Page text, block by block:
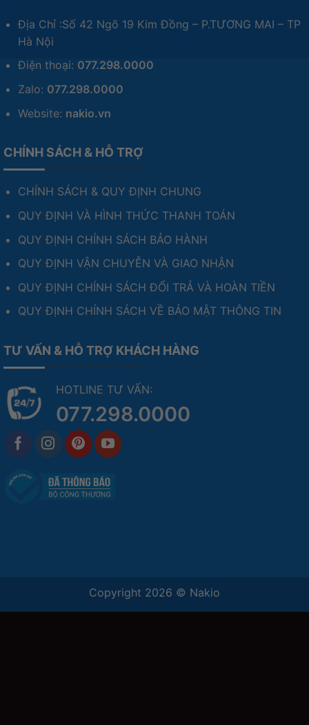
Địa Chỉ :Số 42 Ngõ 19 Kim Đồng – P.TƯƠNG MAI – TP
Hà Nội
Điện thoại: 077.298.0000
Zalo: 077.298.0000
Website: nakio.vn
CHÍNH SÁCH & HỖ TRỢ
CHÍNH SÁCH & QUY ĐỊNH CHUNG
QUY ĐỊNH VÀ HÌNH THỨC THANH TOÁN
QUY ĐỊNH CHÍNH SÁCH BẢO HÀNH
QUY ĐỊNH VẬN CHUYỄN VÀ GIAO NHẬN
QUY ĐỊNH CHÍNH SÁCH ĐỔI TRẢ VÀ HOÀN TIỀN
QUY ĐỊNH CHÍNH SÁCH VỀ BẢO MẬT THÔNG TIN
TƯ VẤN & HỖ TRỢ KHÁCH HÀNG
HOTLINE TƯ VẤN:
077.298.0000
Copyright 2026 © Nakio